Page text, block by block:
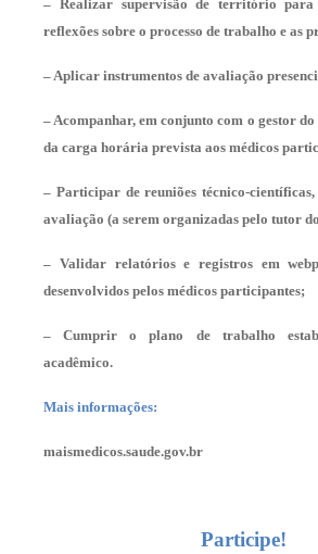
– Realizar supervisão de território para
reflexões sobre o processo de trabalho e as
– Aplicar instrumentos de avaliação
– Acompanhar, em conjunto com o gestor
da carga horária prevista aos médicos
– Participar de reuniões técnico-
avaliação (a serem organizadas pelo tutor
– Validar relatórios e registros em
desenvolvidos pelos médicos participantes;
– Cumprir o plano de trabalho
acadêmico.
Mais informações:
maismedicos.saude.gov.br
Participe!